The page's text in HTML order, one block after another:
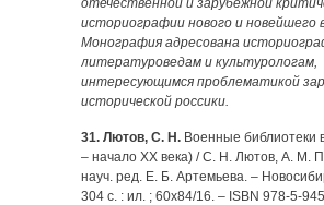
отечественной и зарубежной
историографии нового и новейшего
Монография адресована
литературоведам и культурологам,
интересующимся проблематикой
исторической россики.
31. Лютов, С. Н. Военные библиотеки
– начало ХХ века) / С. Н. Лютов, А. М.
науч. ред. Е. Б. Ар­темьева. –
304 с. : ил. ; 60х84/16. – ISBN 978-5-